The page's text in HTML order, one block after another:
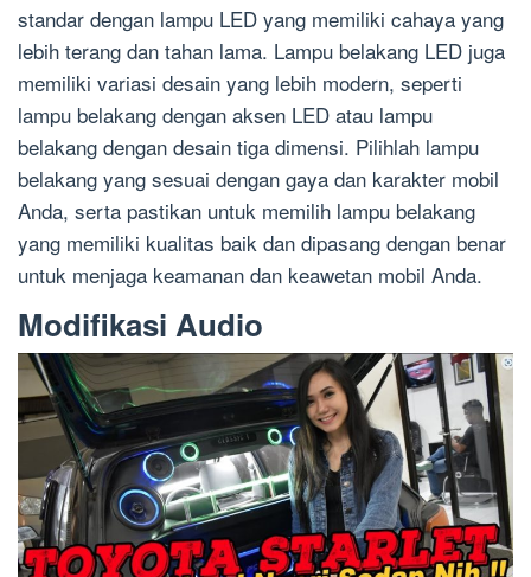
standar dengan lampu LED yang memiliki cahaya yang
lebih terang dan tahan lama. Lampu belakang LED juga
memiliki variasi desain yang lebih modern, seperti
lampu belakang dengan aksen LED atau lampu
belakang dengan desain tiga dimensi. Pilihlah lampu
belakang yang sesuai dengan gaya dan karakter mobil
Anda, serta pastikan untuk memilih lampu belakang
yang memiliki kualitas baik dan dipasang dengan benar
untuk menjaga keamanan dan keawetan mobil Anda.
Modifikasi Audio